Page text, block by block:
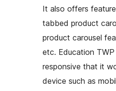
It also offers
tabbed product
product carousel
etc. Education
responsive that it
device such as